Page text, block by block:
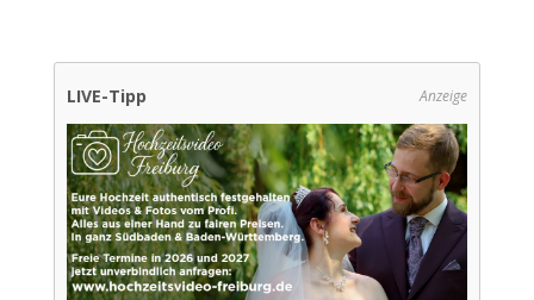
LIVE-Tipp Anzeige